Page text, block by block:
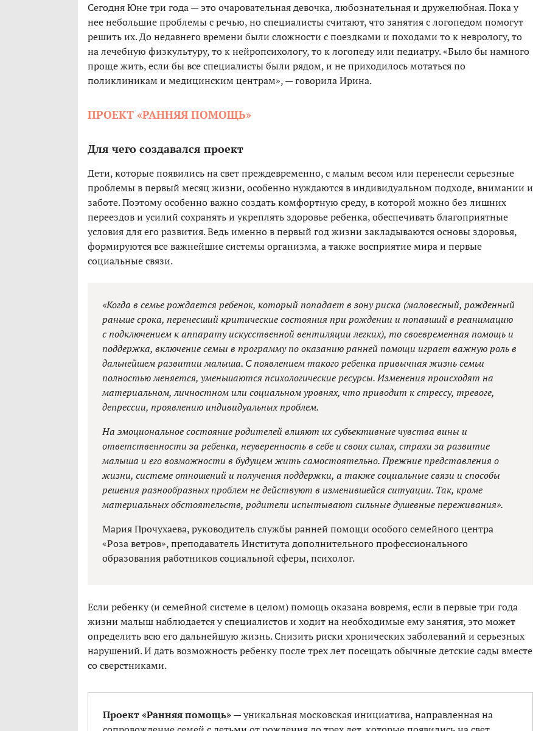
Сегодня Юне три года — это очаровательная девочка, любознательная и дружелюбная. Пока у
нее небольшие проблемы с речью, но специалисты считают, что занятия с логопедом помогут
решить их. До недавнего времени были сложности с поездками и походами то к неврологу, то
на лечебную физкультуру, то к нейропсихологу, то к логопеду или педиатру. «Было бы намного
проще жить, если бы все специалисты были рядом, и не приходилось мотаться по
поликлиникам и медицинским центрам», — говорила Ирина.
ПРОЕКТ «РАННЯЯ ПОМОЩЬ»
Для чего создавался проект
Дети, которые появились на свет преждевременно, с малым весом или перенесли серьезные
проблемы в первый месяц жизни, особенно нуждаются в индивидуальном подходе, внимании и
заботе. Поэтому особенно важно создать комфортную среду, в которой можно без лишних
переездов и усилий сохранять и укреплять здоровье ребенка, обеспечивать благоприятные
условия для его развития. Ведь именно в первый год жизни закладываются основы здоровья,
формируются все важнейшие системы организма, а также восприятие мира и первые
социальные связи.
«Когда в семье рождается ребенок, который попадает в зону риска (маловесный, рожденный
раньше срока, перенесший критические состояния при рождении и попавший в реанимацию
с подключением к аппарату искусственной вентиляции легких), то своевременная помощь и
поддержка, включение семьи в программу по оказанию ранней помощи играет важную роль в
дальнейшем развитии малыша. С появлением такого ребенка привычная жизнь семьи
полностью меняется, уменьшаются психологические ресурсы. Изменения происходят на
материальном, личностном или социальном уровнях, что приводит к стрессу, тревоге,
депрессии, проявлению индивидуальных проблем.
На эмоциональное состояние родителей влияют их субъективные чувства вины и
ответственности за ребенка, неуверенность в себе и своих силах, страхи за развитие
малыша и его возможности в будущем жить самостоятельно. Прежние представления о
жизни, системе отношений и получения поддержки, а также социальные связи и способы
решения разнообразных проблем не действуют в изменившейся ситуации. Так, кроме
материальных обстоятельств, родители испытывают сильные душевные переживания».
Мария Прочухаева, руководитель службы ранней помощи особого семейного центра
«Роза ветров», преподаватель Института дополнительного профессионального
образования работников социальной сферы, психолог.
Если ребенку (и семейной системе в целом) помощь оказана вовремя, если в первые три года
жизни малыш наблюдается у специалистов и ходит на необходимые ему занятия, это может
определить всю его дальнейшую жизнь. Снизить риски хронических заболеваний и серьезных
нарушений. И дать возможность ребенку после трех лет посещать обычные детские сады вместе
со сверстниками.
Проект «Ранняя помощь»— уникальная московская инициатива, направленная на